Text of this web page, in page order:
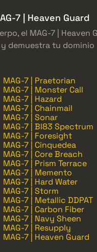
7 | Heaven Guard
el MAG-7 | Heaven
demuestra tu
MAG-7 | Praetorian
MAG-7 | Monster Call
MAG-7 | Hazard
MAG-7 | Chainmail
MAG-7 | Sonar
MAG-7 | BI83 Spectrum
MAG-7 | Foresight
MAG-7 | Cinquedea
MAG-7 | Core Breach
MAG-7 | Prism Terrace
MAG-7 | Memento
MAG-7 | Hard Water
MAG-7 | Storm
MAG-7 | Metallic DDPAT
MAG-7 | Carbon Fiber
MAG-7 | Navy Sheen
MAG-7 | Resupply
MAG-7 | Heaven Guard